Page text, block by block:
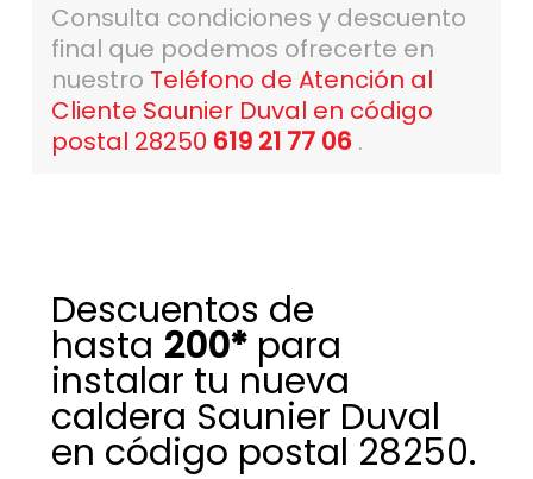
Consulta condiciones y descuento
final que podemos ofrecerte en
nuestro Teléfono de Atención al
Cliente Saunier Duval en código
postal 28250 619 21 77 06 .
Descuentos de
hasta 200*para
instalar tu nueva
caldera Saunier Duval
en código postal 28250.